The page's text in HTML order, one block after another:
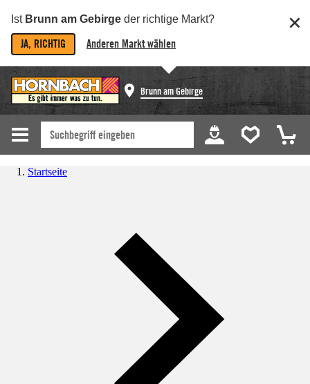
Ist Brunn am Gebirge der richtige Markt?
JA, RICHTIG Anderen Markt wählen
Brunn am Gebirge
Startseite